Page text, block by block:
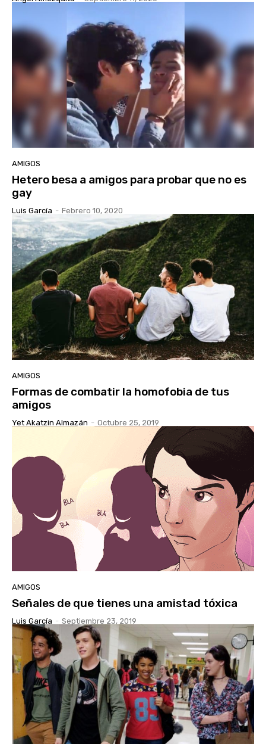
AMIGOS
Hetero besa a amigos para probar que no es
gay
Luis García - Febrero 10, 2020
AMIGOS
Formas de combatir la homofobia de tus
amigos
Yet Akatzin Almazán - Octubre 25, 2019
AMIGOS
Señales de que tienes una amistad tóxica
Luis García - Septiembre 23, 2019